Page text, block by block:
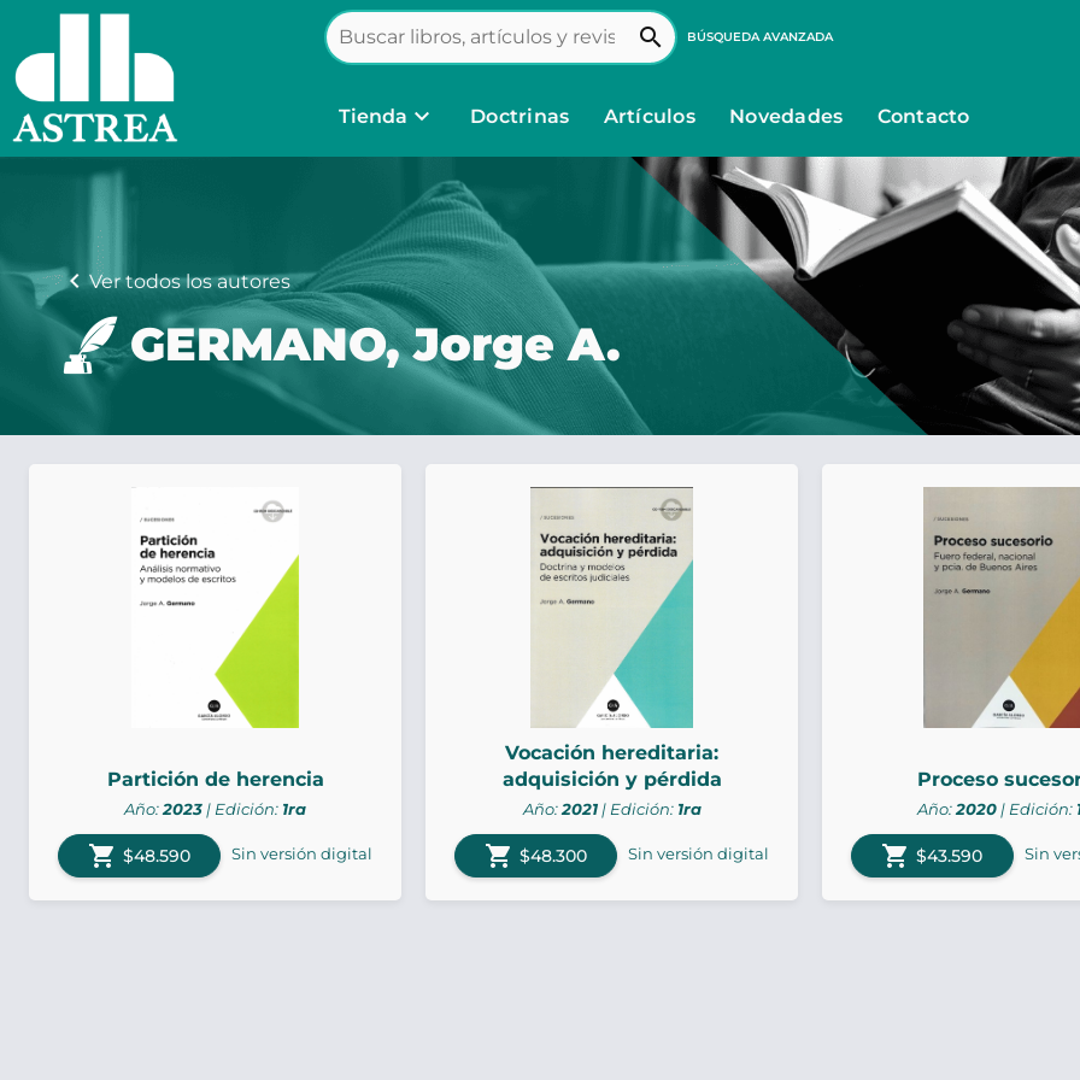
search BÚSQUEDA AVANZADA
Tienda keyboard_arrow_down Doctrinas Artículos Novedades Contacto
chevron_leftVer todos los autores
GERMANO, Jorge A.
Partición de herencia
Año:2023 | Edición: 1ra
shopping_cart $48.590 Sin versión digital
Vocación hereditaria:
adquisición y pérdida
Año:2021| Edición: 1ra
shopping_cart $48.300 Sin versión digital
Proceso
Año:2020| Edición:
shopping_cart $43.590 Sin